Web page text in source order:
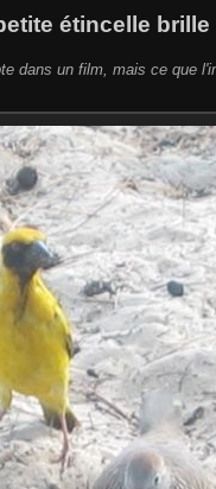
étincelle
dans un film, mais ce que